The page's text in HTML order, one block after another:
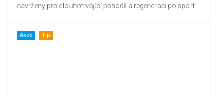
navrženy pro dlouhotrvající pohodlí a regeneraci po sportu
Akce Tip